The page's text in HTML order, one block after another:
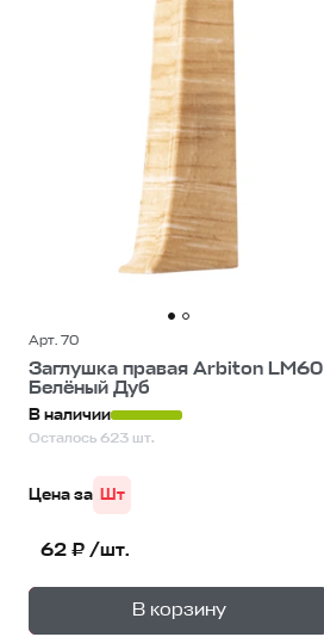
Арт. 70
Заглушка правая Arbiton LM60
Белёный Дуб
В наличии
Осталось 623 шт.
Цена за Шт
62 ₽ /шт.
В корзину
1уп.